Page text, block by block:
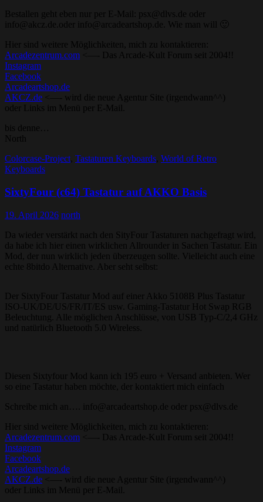
Bestallen geht eben nur per E-Mail: psx@dlvs.de oder
info@akcz.de.oder info@arcadeartshop.de. Wie man will 🙂
Hier sind weitere Möglichkeiten, mich zu kontaktieren:
Arcadezentrum.com <—- Das Arcade-Kult Forum seit 2004!!
Instagram
Facebook
Arcadeartshop.de
AKCZ.de <—- wird die neue Agentur Site (irgendwann^^)
oder Links im Menü per E-Mail.
bis denne…
North
Colorcase-Project Tastaturen Keyboards World of Retro
Keyboards
SixtyFour (c64) Tastatur auf AKKO Basis
19. April 2026 north
Da wieder verstärkt nach den SityFour Tastaturen nachgefragt wird,
da habe ich hier einen wirklichen Allrounder in Sachen Tastatur. Ein
Mod, der nun wirklich jeden überzeugen sollte. Vielleicht auch eine
echte 8bitdo Alternative. Aber seht selbst:
Der SixtyFour Tastatur Mod auf einer Akko 5108B Plus Tastatur
ISO-UK/DE/US/FR/IT/ES usw. Gaming-Tastatur Hot Swap RGB
Beleuchtung. Alle möglichen Anschlüsse, von USB Typ-C/2,4 GHz
und natürlich Bluetooth 5.0 Wireless.
Diesen Sixtyfour Mod kann ich 195 euro + Versand anbieten. Wer
so eine Tastatur haben möchte, der kontaktiert mich einfach
Schreibe mich an…. info@arcadeartshop.de oder psx@dlvs.de
Hier sind weitere Möglichkeiten, mich zu kontaktieren:
Arcadezentrum.com <—- Das Arcade-Kult Forum seit 2004!!
Instagram
Facebook
Arcadeartshop.de
AKCZ.de <—- wird die neue Agentur Site (irgendwann^^)
oder Links im Menü per E-Mail.